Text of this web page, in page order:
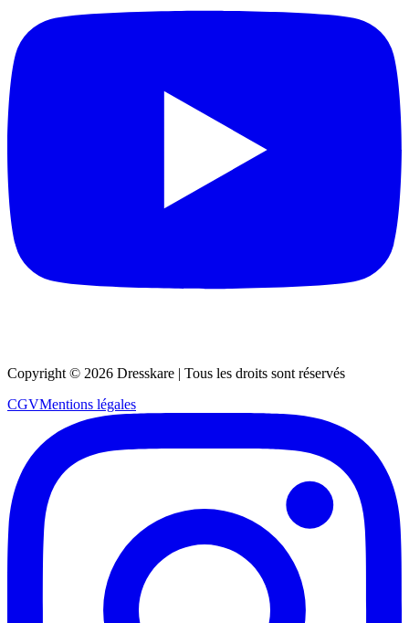
Copyright © 2026 Dresskare | Tous les droits sont réservés
CGVMentions légales